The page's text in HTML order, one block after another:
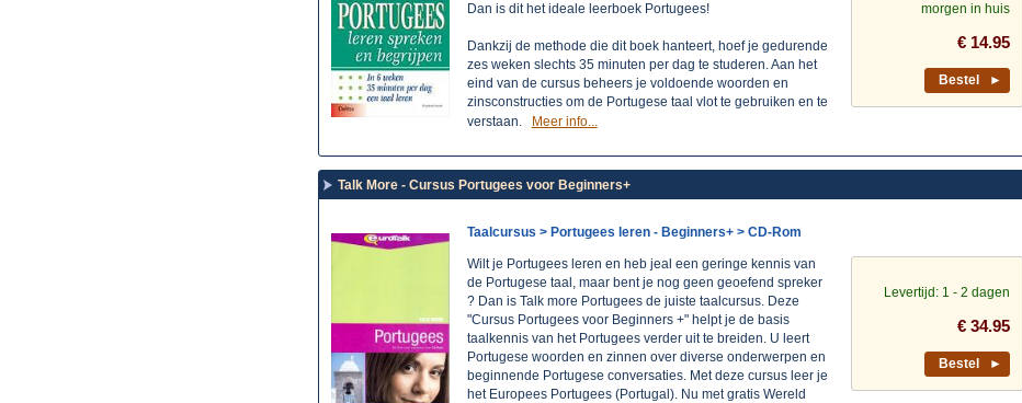
Dan is dit het ideale leerboek Portugees!
Dankzij de methode die dit boek hanteert, hoef je gedurende
zes weken slechts 35 minuten per dag te studeren. Aan het
eind van de cursus beheers je voldoende woorden en
zinsconstructies om de Portugese taal vlot te gebruiken en te
verstaan.
Meer info...
morgen in huis
€ 14.95
Bestel ►
Talk More - Cursus Portugees voor Beginners+
Taalcursus > Portugees leren - Beginners+ > CD-Rom
Wilt je Portugees leren en heb jeal een geringe kennis van
de Portugese taal, maar bent je nog geen geoefend spreker
? Dan is Talk more Portugees de juiste taalcursus. Deze
"Cursus Portugees voor Beginners +" helpt je de basis
taalkennis van het Portugees verder uit te breiden. U leert
Portugese woorden en zinnen over diverse onderwerpen en
beginnende Portugese conversaties. Met deze cursus leer je
het Europees Portugees (Portugal). Nu met gratis Wereld
Levertijd: 1 - 2 dagen
€ 34.95
Bestel ►